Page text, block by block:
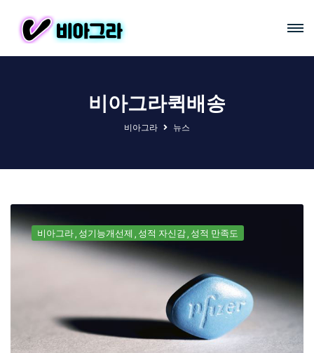
비아그라퀵배송
비아그라 뉴스
비아그라 성기능개선제 성적 자신감 성적 만족도